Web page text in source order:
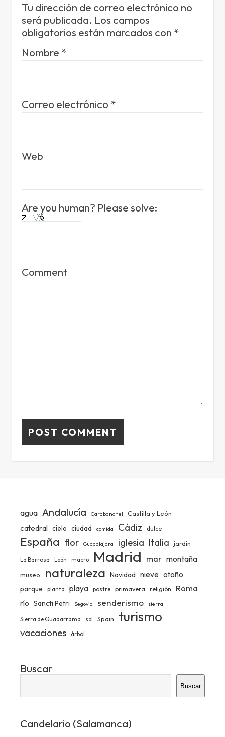
Tu dirección de correo electrónico no
será publicada. Los campos
obligatorios están marcados con *
Nombre *
Correo electrónico *
Web
Are you human? Please solve:
Comment
agua Andalucía Carabanchel Castilla y León
catedral cielo ciudad comida Cádiz dulce
España flor Guadalajara iglesia Italia jardín
La Barrosa León macro Madrid mar montaña
museo naturaleza Navidad nieve otoño
parque planta playa postre primavera religión Roma
río Sancti Petri Segovia senderismo sierra
Sierra de Guadarrama sol Spain turismo
vacaciones árbol
Buscar
Buscar
Candelario (Salamanca)